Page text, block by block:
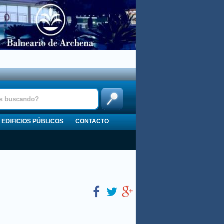
EDIFICIOS PÚBLICOS CONTACTO